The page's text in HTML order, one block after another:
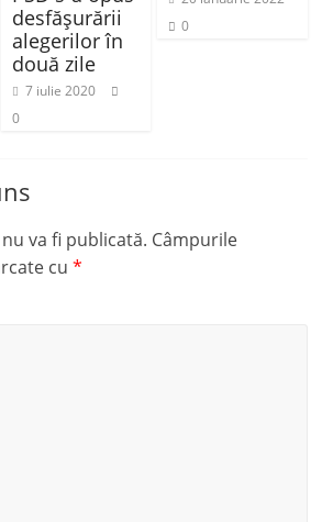
desfăşurării
alegerilor în
două zile
7 iulie 2020
0
0
va fi publicată. Câmpurile
cu*